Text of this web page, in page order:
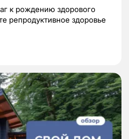
к рождению здорового
репродуктивное здоровье